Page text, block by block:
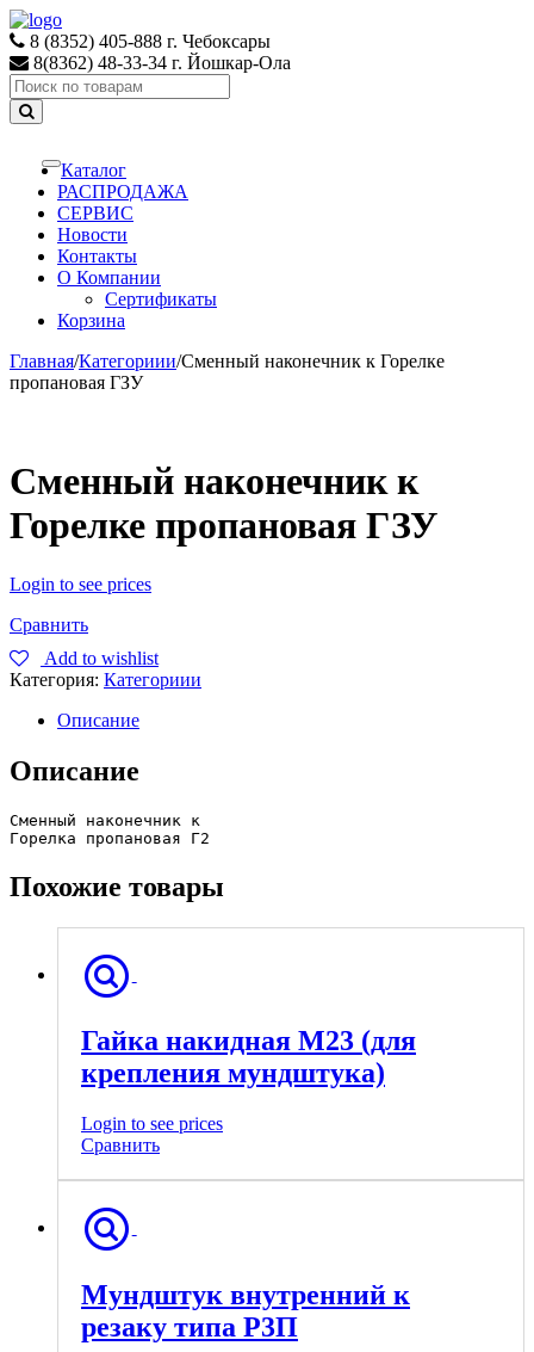
Skip
to
navigation
Skip
to
content
8 (8352) 405-888 г. Чебоксары
8(8362) 48-33-34 г. Йошкар-Ола
Search
for:
Toggle
navigation
Каталог
РАСПРОДАЖА
СЕРВИС
Новости
Контакты
О Компании
Сертификаты
Корзина
Главная/Категориии/Сменный наконечник к Горелке
пропановая ГЗУ
Сменный наконечник к
Горелке пропановая ГЗУ
Login to see prices
Сравнить
Add to wishlist
Категория: Категориии
Описание
Описание
Сменный наконечник к
Горелка пропановая Г2
Похожие товары
Гайка накидная М23 (для
крепления мундштука)
Login to see prices
Сравнить
Мундштук внутренний к
резаку типа Р3П